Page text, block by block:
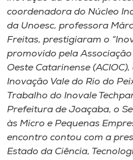
Museu
Unoesc
Store
Selecione
o idioma
coordenadora do Núcleo
da Unoesc, professora
Freitas, prestigiaram o
promovido pela
Oeste Catarinense
Inovação Vale do Rio do
Trabalho do Inovale
Prefeitura de Joaçaba, o
às Micro e Pequenas
encontro contou com a
Estado da Ciência,